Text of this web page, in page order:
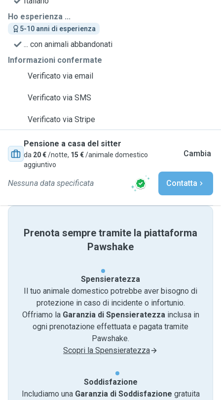
Ho esperienza ...
5-10 anni di esperienza
... con animali abbandonati
Informazioni confermate
Verificato via email
Verificato via SMS
Verificato via Stripe
Pensione a casa del sitter
da 20 €/notte, 15 €/animale domestico
aggiuntivo
Cambia
Nessuna data specificata Contatta
Prenota sempre tramite la piattaforma
Pawshake
Spensieratezza
Il tuo animale domestico potrebbe aver bisogno di
protezione in caso di incidente o infortunio.
Offriamo la Garanzia di Spensieratezzainclusa in
ogni prenotazione effettuata e pagata tramite
Pawshake.
Scopri la Spensieratezza
Soddisfazione
Includiamo una Garanzia di Soddisfazione gratuita